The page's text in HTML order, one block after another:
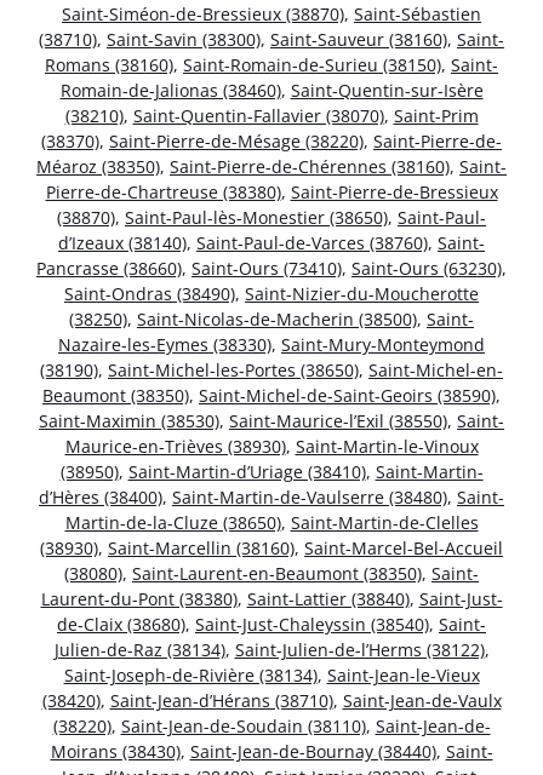
Saint-Siméon-de-Bressieux (38870), Saint-Sébastien
(38710), Saint-Savin (38300), Saint-Sauveur (38160), Saint-
Romans (38160), Saint-Romain-de-Surieu (38150), Saint-
Romain-de-Jalionas (38460), Saint-Quentin-sur-Isère
(38210), Saint-Quentin-Fallavier (38070), Saint-Prim
(38370), Saint-Pierre-de-Mésage (38220), Saint-Pierre-de-
Méaroz (38350), Saint-Pierre-de-Chérennes (38160), Saint-
Pierre-de-Chartreuse (38380), Saint-Pierre-de-Bressieux
(38870), Saint-Paul-lès-Monestier (38650), Saint-Paul-
d’Izeaux (38140), Saint-Paul-de-Varces (38760), Saint-
Pancrasse (38660), Saint-Ours (73410), Saint-Ours (63230),
Saint-Ondras (38490), Saint-Nizier-du-Moucherotte
(38250), Saint-Nicolas-de-Macherin (38500), Saint-
Nazaire-les-Eymes (38330), Saint-Mury-Monteymond
(38190), Saint-Michel-les-Portes (38650), Saint-Michel-en-
Beaumont (38350), Saint-Michel-de-Saint-Geoirs (38590),
Saint-Maximin (38530), Saint-Maurice-l’Exil (38550), Saint-
Maurice-en-Trièves (38930), Saint-Martin-le-Vinoux
(38950), Saint-Martin-d’Uriage (38410), Saint-Martin-
d’Hères (38400), Saint-Martin-de-Vaulserre (38480), Saint-
Martin-de-la-Cluze (38650), Saint-Martin-de-Clelles
(38930), Saint-Marcellin (38160), Saint-Marcel-Bel-Accueil
(38080), Saint-Laurent-en-Beaumont (38350), Saint-
Laurent-du-Pont (38380), Saint-Lattier (38840), Saint-Just-
de-Claix (38680), Saint-Just-Chaleyssin (38540), Saint-
Julien-de-Raz (38134), Saint-Julien-de-l’Herms (38122),
Saint-Joseph-de-Rivière (38134), Saint-Jean-le-Vieux
(38420), Saint-Jean-d’Hérans (38710), Saint-Jean-de-Vaulx
(38220), Saint-Jean-de-Soudain (38110), Saint-Jean-de-
Moirans (38430), Saint-Jean-de-Bournay (38440), Saint-